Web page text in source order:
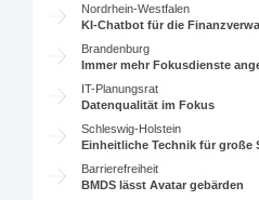
Nordrhein-Westfalen
KI-Chatbot für die
Brandenburg
Immer mehr Fokusdienste
IT-Planungsrat
Datenqualität im Fokus
Schleswig-Holstein
Einheitliche Technik für große
Barrierefreiheit
BMDS lässt Avatar gebärden